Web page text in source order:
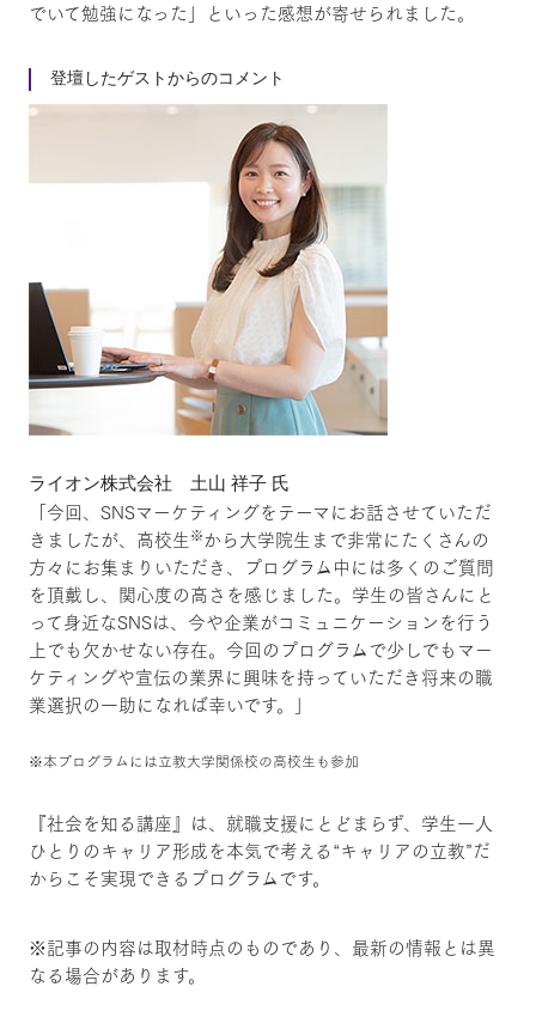
でいて勉強になった」といった感想が寄せられました。
登壇したゲストからのコメント
ライオン株式会社 土山 祥子 氏
「今回、SNSマーケティングをテーマにお話させていただ
きましたが、高校生※から大学院生まで非常にたくさんの
方々にお集まりいただき、プログラム中には多くのご質問
を頂戴し、関心度の高さを感じました。学生の皆さんにと
って身近なSNSは、今や企業がコミュニケーションを行う
上でも欠かせない存在。今回のプログラムで少しでもマー
ケティングや宣伝の業界に興味を持っていただき将来の職
業選択の一助になれば幸いです。」
※本プログラムには立教大学関係校の高校生も参加
『社会を知る講座』は、就職支援にとどまらず、学生一人
ひとりのキャリア形成を本気で考える“キャリアの立教”だ
からこそ実現できるプログラムです。
※記事の内容は取材時点のものであり、最新の情報とは異
なる場合があります。